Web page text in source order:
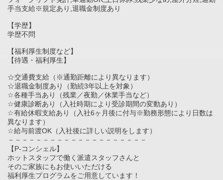
手当支給※規定あり,退職金制度あり
【学歴】
学歴不問
【福利厚生制度など】
【待遇・福利厚生】
☆交通費支給（※通勤距離により異なります）
☆退職金制度あり（勤続3年以上を対象）
☆各種手当あり（残業／夜勤／休業手当など）
☆健康診断あり（入社時期により受診期間の変動あり）
☆有給休暇支給あり（入社6ヶ月後に付与※勤務形態により日数は
異なります）
☆給与前渡OK（入社後に詳しい説明をします）
－－－－－－－－－－－－－－－－－－－－
【P-コンシェル】
ホットスタッフで働く派遣スタッフさんと
そのご家族にもお使いいただける
福利厚生プログラムをご用意しています！